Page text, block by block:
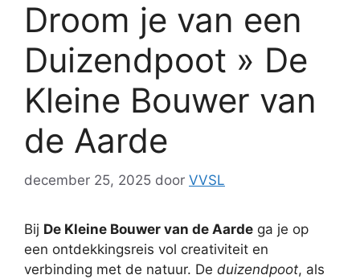
Droom je van een
Duizendpoot » De
Kleine Bouwer van
de Aarde
december 25, 2025 door VVSL
Bij De Kleine Bouwer van de Aarde ga je op
een ontdekkingsreis vol creativiteit en
verbinding met de natuur. De duizendpoot, als